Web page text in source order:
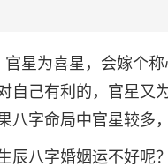
星为喜星，会嫁个
自己有利的，官星又
字命局中官星较多
辰八字婚姻运不好呢